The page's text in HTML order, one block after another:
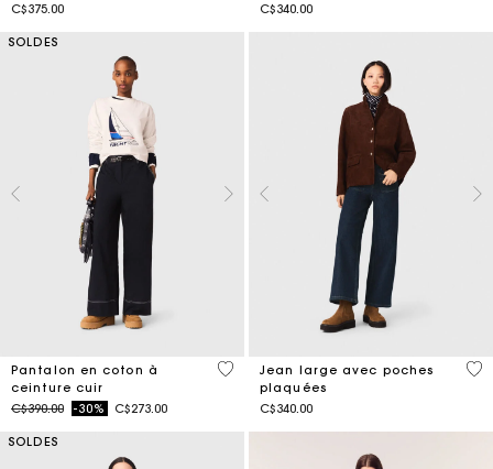
C$375.00
C$340.00
SOLDES
Pantalon en coton à
ceinture cuir
Price reduced from
C$390.00to-30% C$273.00
5 out of 5 Customer Rating
Jean large avec poches
plaquées
C$340.00
4,3
SOLDES